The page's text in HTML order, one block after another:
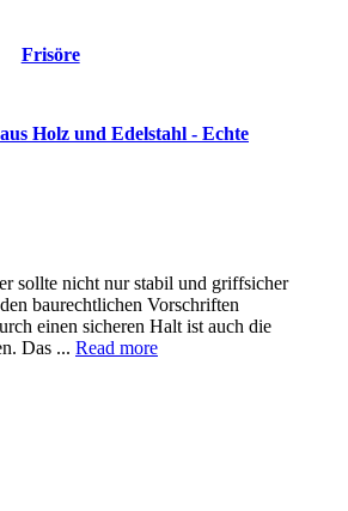
Frisöre
Holz und Edelstahl - Echte
sollte nicht nur stabil und griffsicher
baurechtlichen Vorschriften
einen sicheren Halt ist auch die
Das ... Read more